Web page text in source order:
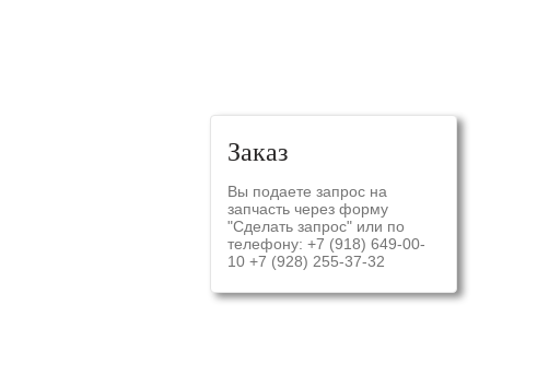
Заказ
Вы подаете запрос на
запчасть через форму
"Сделать запрос" или по
телефону: +7 (918) 649-00-
10 +7 (928) 255-37-32